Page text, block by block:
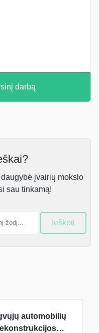
darbą
įvairių mokslo
sau tinkamą!
Ieškoti
automobilių